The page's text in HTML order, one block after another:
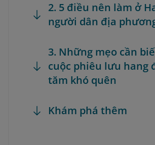
2. 5 điều nên làm ở
người dân địa
3. Những mẹo cần
cuộc phiêu lưu hang
tăm khó quên
Khám phá thêm